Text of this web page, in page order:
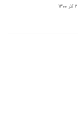
2 آذر 1400